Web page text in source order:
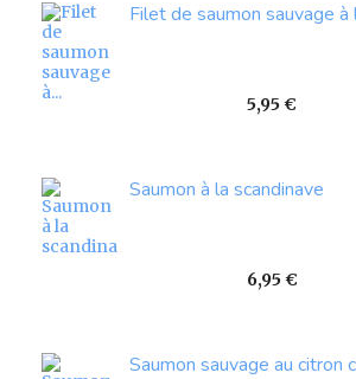
Filet de saumon sauvage à
Prix
5,95 €
Saumon à la scandinave
Prix
6,95 €
Saumon sauvage au citron